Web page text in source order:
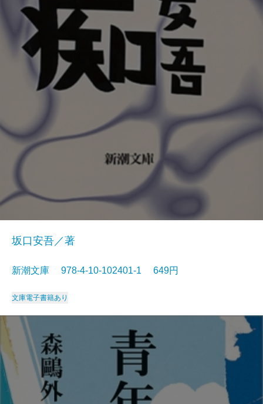
坂口安吾／著
新潮文庫 978-4-10-102401-1 649円
文庫電子書籍あり